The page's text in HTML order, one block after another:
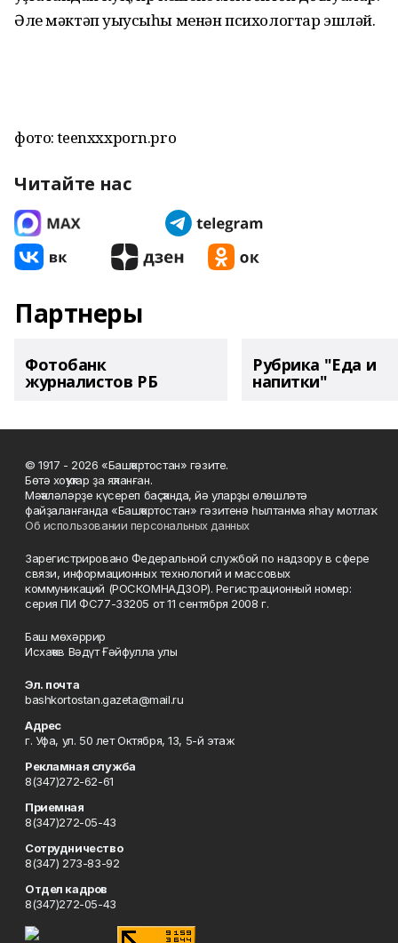
Әле мәктәп уҡыусыһы менән психологтар эшләй.
фото: teenxxxporn.pro
Читайте нас
Партнеры
Фотобанк
журналистов РБ
Рубрика "Еда и
напитки"
© 1917 - 2026 «Башҡортостан» гәзите.
Бөтә хоҡуҡтар ҙа яҡланған.
Мәҡәләләрҙе күсереп баҫҡанда, йә уларҙы өлөшләтә
файҙаланғанда «Башҡортостан» гәзитенә һылтанма яһау мотлаҡ.
Об использовании персональных данных
Зарегистрировано Федеральной службой по надзору в сфере
связи, информационных технологий и массовых
коммуникаций (РОСКОМНАДЗОР). Регистрационный номер:
серия ПИ ФС77-33205 от 11 сентября 2008 г.
Баш мөхәррир
Исхаҡов Вәдүт Ғәйфулла улы
Эл. почта
bashkortostan.gazeta@mail.ru
Адрес
г. Уфа, ул. 50 лет Октября, 13, 5-й этаж
Рекламная служба
8(347)272-62-61
Приемная
8(347)272-05-43
Сотрудничество
8(347) 273-83-92
Отдел кадров
8(347)272-05-43